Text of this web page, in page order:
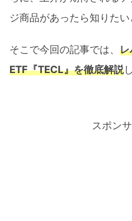
ジ商品があったら知りた
そこで今回の記事では、 レ
ETF『TECL』を徹底解説
スポン